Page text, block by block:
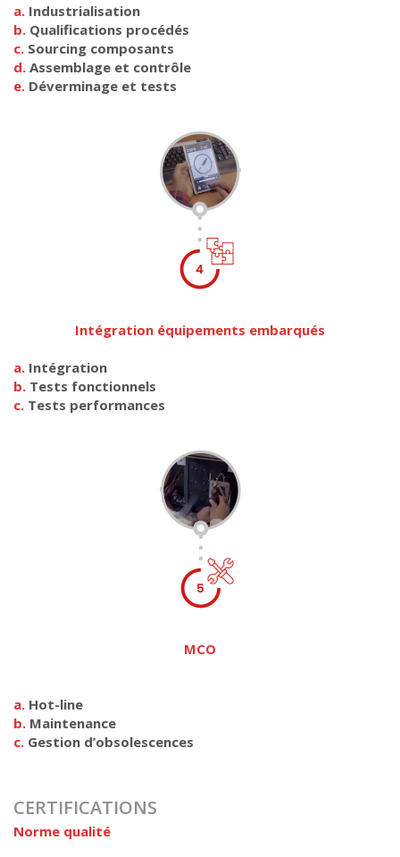
a. Industrialisation
b. Qualifications procédés
c. Sourcing composants
d. Assemblage et contrôle
e. Déverminage et tests
Intégration équipements embarqués
a. Intégration
b. Tests fonctionnels
c. Tests performances
MCO
a. Hot-line
b. Maintenance
c. Gestion d’obsolescences
CERTIFICATIONS
Norme qualité